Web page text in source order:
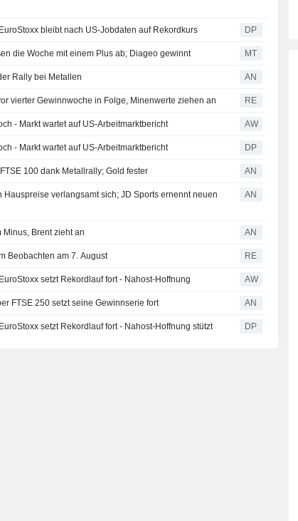
bleibt nach US-Jobdaten auf Rekordkurs DP
die Woche mit einem Plus ab; Diageo gewinnt MT
Rally bei Metallen AN
vierter Gewinnwoche in Folge, Minenwerte ziehen an RE
- Markt wartet auf US-Arbeitmarktbericht AW
- Markt wartet auf US-Arbeitmarktbericht DP
100 dank Metallrally; Gold fester AN
Hauspreise verlangsamt sich; JD Sports ernennt neuen
AN
Minus, Brent zieht an AN
Beobachten am 7. August RE
setzt Rekordlauf fort - Nahost-Hoffnung AW
FTSE 250 setzt seine Gewinnserie fort AN
setzt Rekordlauf fort - Nahost-Hoffnung stützt DP